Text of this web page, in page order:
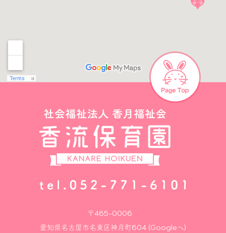
〒465-0006
愛知県名古屋市名東区神月町604 (Googleへ)